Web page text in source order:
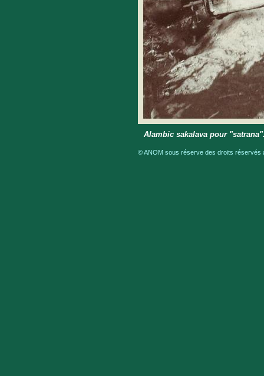
Alambic sakalava pour
© ANOM sous réserve des droits réservés